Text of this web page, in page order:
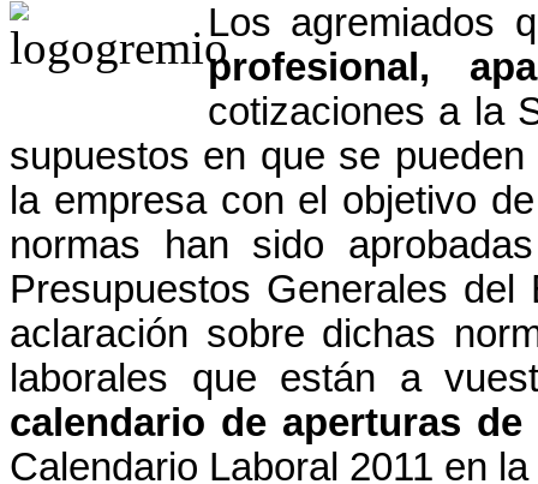
Los agremiados
profesional,
cotizaciones a la
supuestos en que se
la empresa con el objetivo
normas han sido
Presupuestos Generales
aclaración sobre dichas
laborales que están a
calendario de aperturas
Calendario Laboral 2011 en